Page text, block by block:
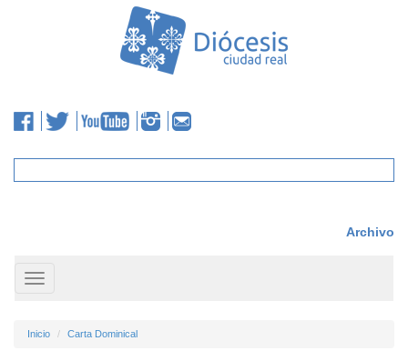
Archivo
Toggle
navigation
Inicio Carta Dominical